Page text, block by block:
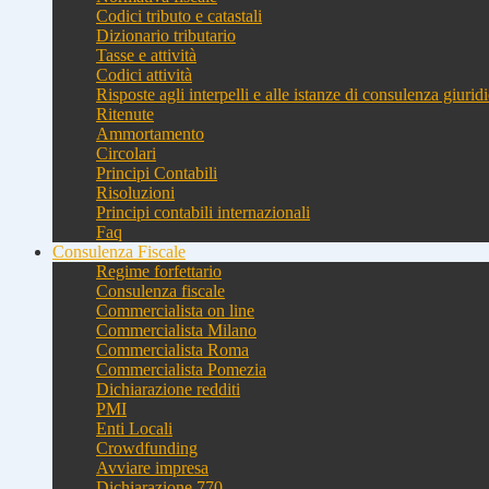
Codici tributo e catastali
Dizionario tributario
Tasse e attività
Codici attività
Risposte agli interpelli e alle istanze di consulenza
Ritenute
Ammortamento
Circolari
Principi Contabili
Risoluzioni
Principi contabili internazionali
Faq
Consulenza Fiscale
Regime forfettario
Consulenza fiscale
Commercialista on line
Commercialista Milano
Commercialista Roma
Commercialista Pomezia
Dichiarazione redditi
PMI
Enti Locali
Crowdfunding
Avviare impresa